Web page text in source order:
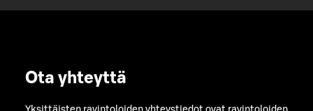
Ota yhteyttä